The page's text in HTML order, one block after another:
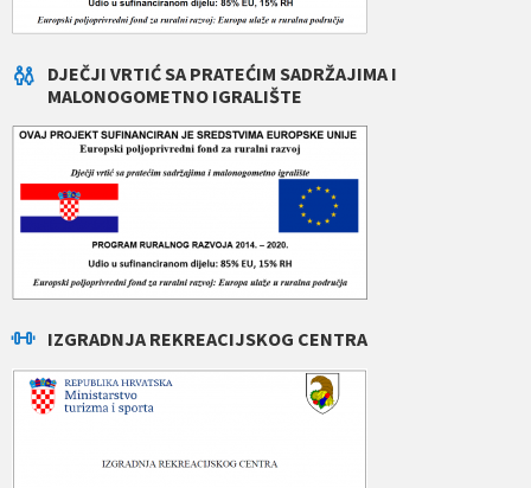
DJEČJI VRTIĆ SA PRATEĆIM SADRŽAJIMA I
MALONOGOMETNO IGRALIŠTE
IZGRADNJA REKREACIJSKOG CENTRA